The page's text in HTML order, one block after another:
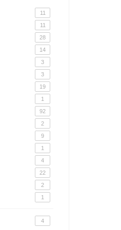
11
11
28
14
3
3
19
1
92
2
9
1
4
22
2
1
4